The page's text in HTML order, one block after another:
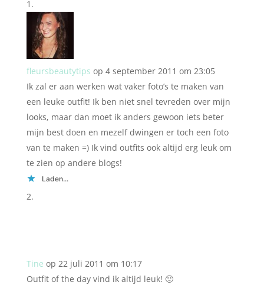
fleursbeautytips op 4 september 2011 om 23:05
Ik zal er aan werken wat vaker foto’s te maken van
een leuke outfit! Ik ben niet snel tevreden over mijn
looks, maar dan moet ik anders gewoon iets beter
mijn best doen en mezelf dwingen er toch een foto
van te maken =) Ik vind outfits ook altijd erg leuk om
te zien op andere blogs!
Laden...
Tine op 22 juli 2011 om 10:17
Outfit of the day vind ik altijd leuk! 🙂